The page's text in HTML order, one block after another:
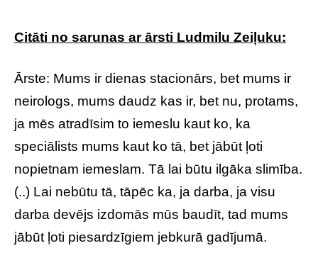
Citāti no sarunas ar ārsti Ludmilu Zeiļuku:
Ārste: Mums ir dienas stacionārs, bet mums ir
neirologs, mums daudz kas ir, bet nu, protams,
ja mēs atradīsim to iemeslu kaut ko, ka
speciālists mums kaut ko tā, bet jābūt ļoti
nopietnam iemeslam. Tā lai būtu ilgāka slimība.
(..) Lai nebūtu tā, tāpēc ka, ja darba, ja visu
darba devējs izdomās mūs baudīt, tad mums
jābūt ļoti piesardzīgiem jebkurā gadījumā.